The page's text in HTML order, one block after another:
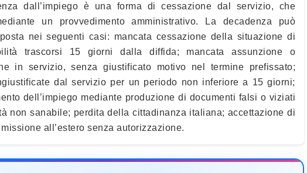
dall’impiego è una forma di cessazione dal servizio, che
un provvedimento amministrativo. La decadenza può
nei seguenti casi: mancata cessazione della situazione di
trascorsi 15 giorni dalla diffida; mancata assunzione o
in servizio, senza giustificato motivo nel termine prefissato;
dal servizio per un periodo non inferiore a 15 giorni;
dell’impiego mediante produzione di documenti falsi o viziati
non sanabile; perdita della cittadinanza italiana; accettazione di
all’estero senza autorizzazione.